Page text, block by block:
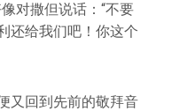
对撒但说话：“不要
还给我们吧！你这个
又回到先前的敬拜音